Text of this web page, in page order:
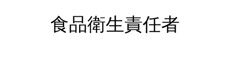
食品衛生責任者